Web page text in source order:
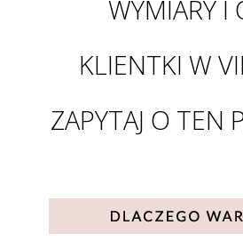
WYMIARY I
KLIENTKI W
ZAPYTAJ O TEN